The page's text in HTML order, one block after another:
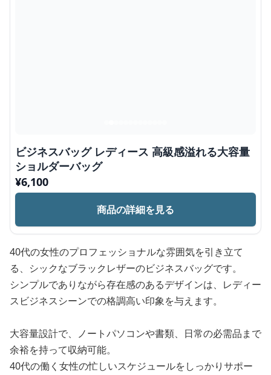
ビジネスバッグ レディース 高級感溢れる大容量
ショルダーバッグ
¥6,100
商品の詳細を見る
40代の女性のプロフェッショナルな雰囲気を引き立て
る、シックなブラックレザーのビジネスバッグです。
シンプルでありながら存在感のあるデザインは、レディー
スビジネスシーンでの格調高い印象を与えます。
大容量設計で、ノートパソコンや書類、日常の必需品まで
余裕を持って収納可能。
40代の働く女性の忙しいスケジュールをしっかりサポー